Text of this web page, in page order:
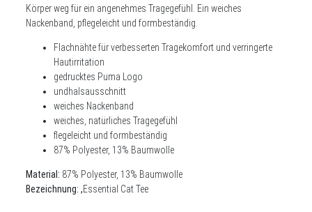
Körper weg für ein angenehmes Tragegefühl. Ein weiches
Nackenband, pflegeleicht und formbeständig.
Flachnähte für verbesserten Tragekomfort und verringerte
Hautirritation
gedrucktes Puma Logo
undhalsausschnitt
weiches Nackenband
weiches, natürliches Tragegefühl
flegeleicht und formbeständig
87% Polyester, 13% Baumwolle
Material: 87% Polyester, 13% Baumwolle
Bezeichnung: ,Essential Cat Tee